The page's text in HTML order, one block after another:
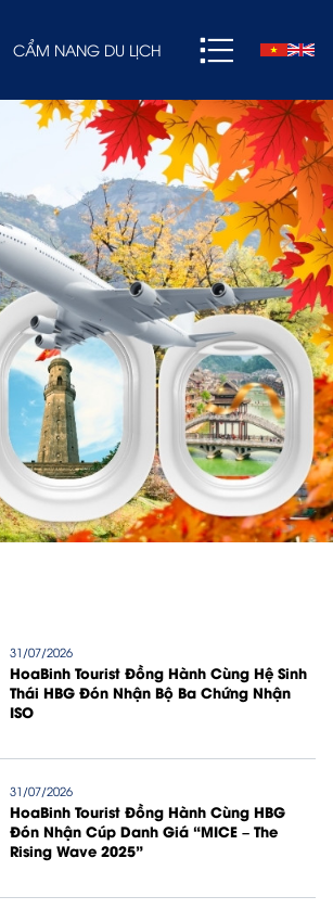
CẨM NANG DU LỊCH
31/07/2026
HoaBinh Tourist Đồng Hành Cùng Hệ Sinh
Thái HBG Đón Nhận Bộ Ba Chứng Nhận
ISO
31/07/2026
HoaBinh Tourist Đồng Hành Cùng HBG
Đón Nhận Cúp Danh Giá “MICE – The
Rising Wave 2025”